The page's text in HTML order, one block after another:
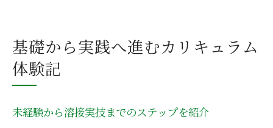
基礎から実践へ進むカリキュラム
体験記
未経験から溶接実技までのステップを紹介